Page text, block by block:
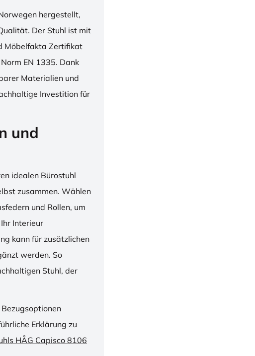
hergestellt,
Der Stuhl ist mit
Möbelfakta Zertifikat
EN 1335. Dank
Materialien und
Investition für
und
idealen Bürostuhl
zusammen. Wählen
und Rollen, um
Interieur
kann für zusätzlichen
werden. So
Stuhl, der
Erklärung zu
HÅG Capisco 8106